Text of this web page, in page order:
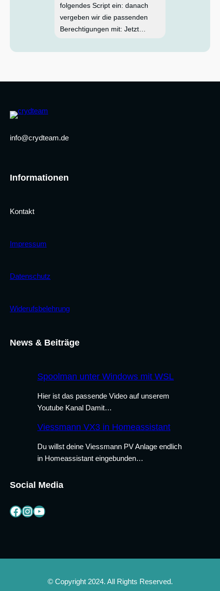
folgendes Script ein: danach
vergeben wir die passenden
Berechtigungen mit: Jetzt…
info@crydteam.de
Informationen
Kontakt
Impressum
Datenschutz
Widerufsbelehrung
News & Beiträge
Spoolman unter Windows mit WSL
Hier ist das passende Video auf unserem
Youtube Kanal Damit…
Viessmann VX3 in Homeassistant
Du willst deine Viessmann PV Anlage endlich
in Homeassistant eingebunden…
Social Media
Facebook InstagramYouTube
© Copyright 2024. All Rights Reserved.